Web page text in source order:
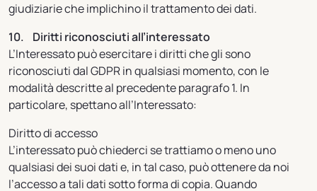
giudiziarie che implichino il trattamento dei dati.
10. Diritti riconosciuti all’interessato
L’Interessato può esercitare i diritti che gli sono
riconosciuti dal GDPR in qualsiasi momento, con le
modalità descritte al precedente paragrafo 1. In
particolare, spettano all’Interessato:
Diritto di accesso
L’interessato può chiederci se trattiamo o meno uno
qualsiasi dei suoi dati e, in tal caso, può ottenere da noi
l’accesso a tali dati sotto forma di copia. Quando